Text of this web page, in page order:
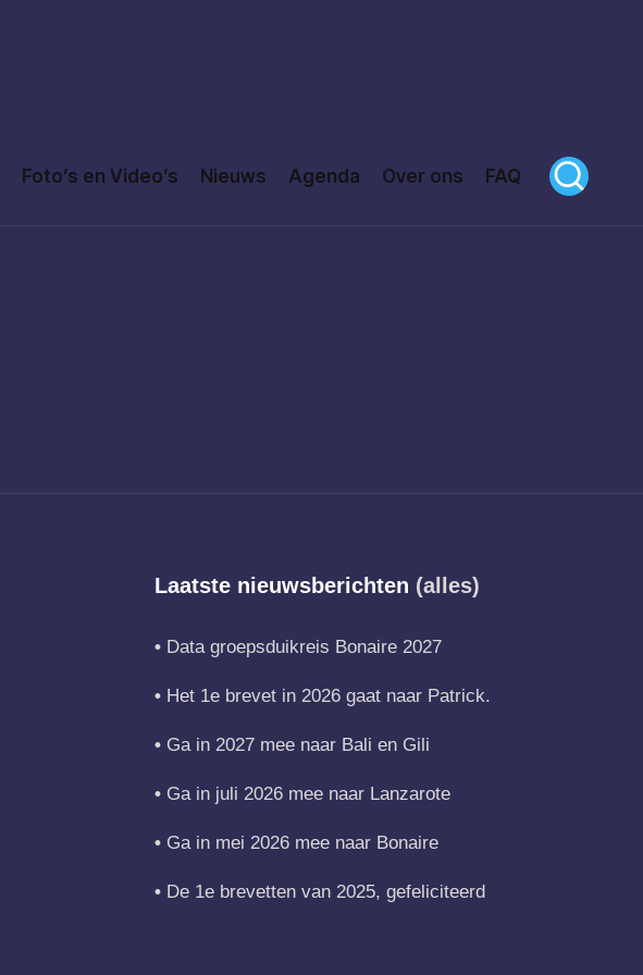
Foto’s en Video’s Nieuws Agenda Over ons FAQ
Laatste nieuwsberichten (alles)
Data groepsduikreis Bonaire 2027
Het 1e brevet in 2026 gaat naar Patrick.
Ga in 2027 mee naar Bali en Gili
Ga in juli 2026 mee naar Lanzarote
Ga in mei 2026 mee naar Bonaire
De 1e brevetten van 2025, gefeliciteerd